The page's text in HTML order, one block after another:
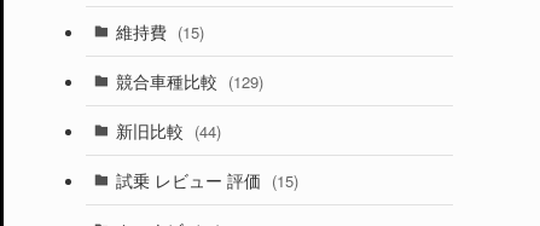
(357)
(328)
(194)
(230)
(253)
(85)
(84)
(14)
(222)
(3)
(3)
(5)
(5)
(7)
維持費 (15)
競合車種比較 (129)
新旧比較 (44)
試乗 レビュー 評価 (15)